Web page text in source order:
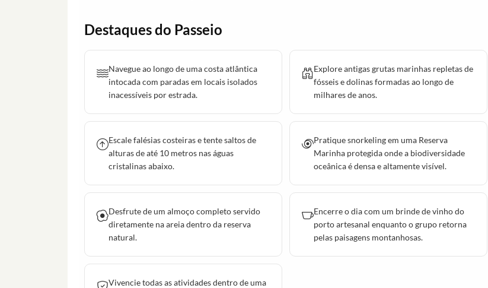
Destaques do Passeio
Navegue ao longo de uma costa atlântica
intocada com paradas em locais isolados
inacessíveis por estrada.
Explore antigas grutas marinhas repletas de
fósseis e dolinas formadas ao longo de
milhares de anos.
Escale falésias costeiras e tente saltos de
alturas de até 10 metros nas águas
cristalinas abaixo.
Pratique snorkeling em uma Reserva
Marinha protegida onde a biodiversidade
oceânica é densa e altamente visível.
Desfrute de um almoço completo servido
diretamente na areia dentro da reserva
natural.
Encerre o dia com um brinde de vinho do
porto artesanal enquanto o grupo retorna
pelas paisagens montanhosas.
Vivencie todas as atividades dentro de uma